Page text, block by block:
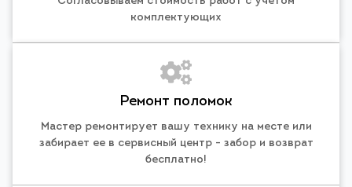
комплектующих
Ремонт поломок
Мастер ремонтирует вашу технику на месте или
забирает ее в сервисный центр - забор и возврат
бесплатно!